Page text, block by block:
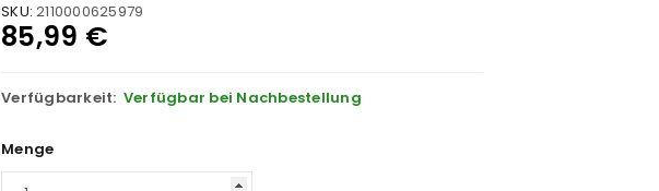
SKU: 2110000625979
85,99 €
Verfügbarkeit: Verfügbar bei Nachbestellung
Menge